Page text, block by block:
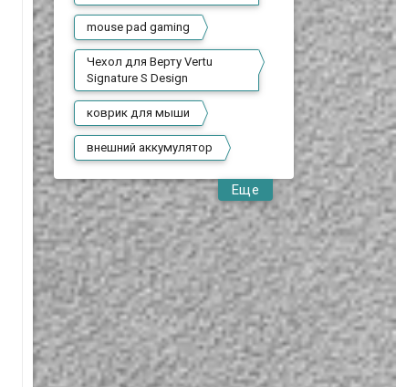
mouse pad gaming
Чехол для Верту Vertu
Signature S Design
коврик для мыши
внешний аккумулятор
Еще